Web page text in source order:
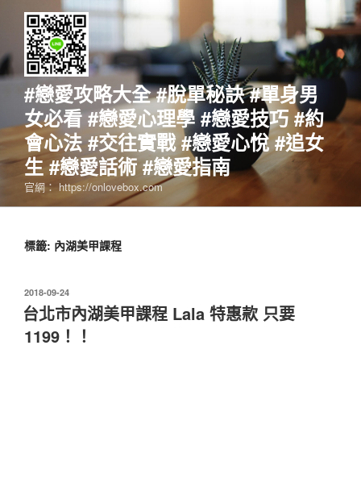
要
#戀愛攻略大全 #脫單秘訣 #單身男
女必看 #戀愛心理學 #戀愛技巧 #約
會心法 #交往實戰 #戀愛心悅 #追女
生 #戀愛話術 #戀愛指南
官網： https://onlovebox.com
標籤: 內湖美甲課程
發
佈
於
2018-09-24
台北市內湖美甲課程 Lala 特惠款 只要
1199！！